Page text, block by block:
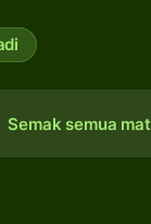
Semak semua